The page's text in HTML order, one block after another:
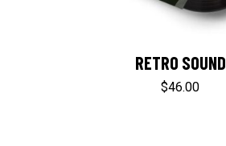
RETRO SOUND
$46.00